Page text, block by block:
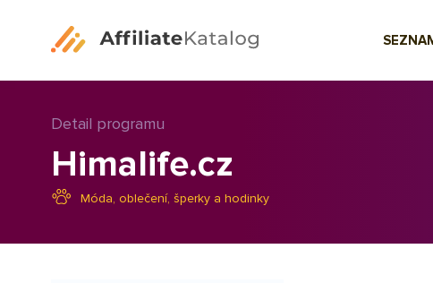
Detail programu
Himalife.cz
Móda, oblečení, šperky a hodinky